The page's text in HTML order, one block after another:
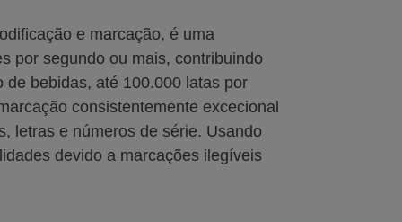
e marcação, é uma
por segundo ou mais, contribuindo
bebidas, até 100.000 latas por
consistentemente excecional
letras e números de série. Usando
devido a marcações ilegíveis